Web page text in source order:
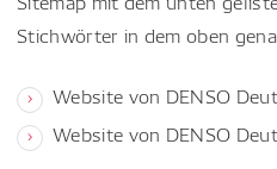
Stichwörter in dem oben
Website von DENSO
Website von DENSO